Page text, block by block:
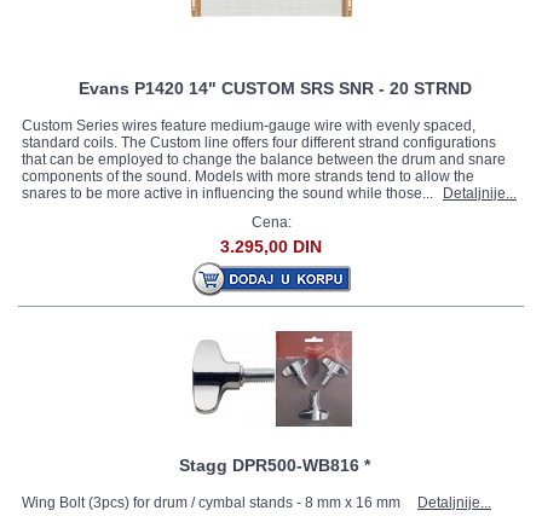
Evans P1420 14" CUSTOM SRS SNR - 20 STRND
Custom Series wires feature medium-gauge wire with evenly spaced,
standard coils. The Custom line offers four different strand configurations
that can be employed to change the balance between the drum and snare
components of the sound. Models with more strands tend to allow the
snares to be more active in influencing the sound while those...
Detaljnije...
Cena:
3.295,00 DIN
Stagg DPR500-WB816 *
Wing Bolt (3pcs) for drum / cymbal stands - 8 mm x 16 mm
Detaljnije...